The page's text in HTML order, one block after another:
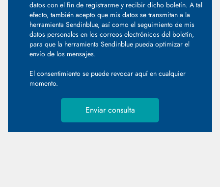
datos con el fin de registrarme y recibir dicho boletín. A tal
efecto, también acepto que mis datos se transmitan a la
herramienta Sendinblue, así como el seguimiento de mis
datos personales en los correos electrónicos del boletín,
para que la herramienta Sendinblue pueda optimizar el
envío de los mensajes.
El consentimiento se puede revocar aquí en cualquier
momento.
Enviar consulta